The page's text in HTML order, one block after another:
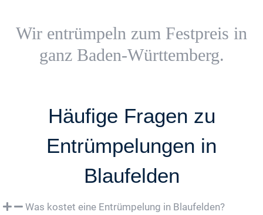
Wir entrümpeln zum Festpreis in
ganz Baden-Württemberg.
Häufige Fragen zu
Entrümpelungen in
Blaufelden
Was kostet eine Entrümpelung in Blaufelden?